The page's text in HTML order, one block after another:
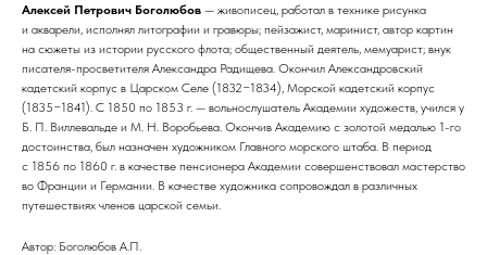
Алексей Петрович Боголюбов — живописец, работал в технике рисунка
и акварели, исполнял литографии и гравюры; пейзажист, маринист, автор картин
на сюжеты из истории русского флота; общественный деятель, мемуарист; внук
писателя-просветителя Александра Радищева. Окончил Александровский
кадетский корпус в Царском Селе (1832−1834), Морской кадетский корпус
(1835−1841). С 1850 по 1853 г. — вольнослушатель Академии художеств, учился у
Б. П. Виллевальде и М. Н. Воробьева. Окончив Академию с золотой медалью 1-го
достоинства, был назначен художником Главного морского штаба. В период
с 1856 по 1860 г. в качестве пенсионера Академии совершенствовал мастерство
во Франции и Германии. В качестве художника сопровождал в различных
путешествиях членов царской семьи.
Автор: Боголюбов А.П.